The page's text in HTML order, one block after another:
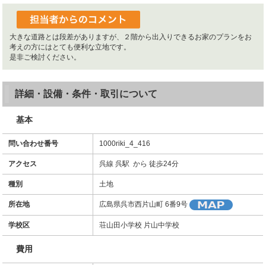
大きな道路とは段差がありますが、２階から出入りできるお家のプランをお
考えの方にはとても便利な立地です。
是非ご検討ください。
詳細・設備・条件・取引について
基本
問い合わせ番号 1000riki_4_416
アクセス 呉線 呉駅 から 徒歩24分
種別 土地
所在地 広島県呉市西片山町 6番9号
学校区 荘山田小学校 片山中学校
費用